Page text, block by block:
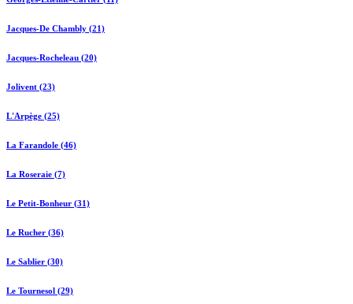
Jacques-De Chambly (21)
Jacques-Rocheleau (20)
Jolivent (23)
L'Arpège (25)
La Farandole (46)
La Roseraie (7)
Le Petit-Bonheur (31)
Le Rucher (36)
Le Sablier (30)
Le Tournesol (29)